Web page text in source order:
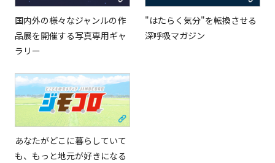
国内外の様々なジャンルの作
品展を開催する写真専用ギャ
ラリー
"はたらく気分"を転換させる
深呼吸マガジン
あなたがどこに暮らしていて
も、もっと地元が好きになる